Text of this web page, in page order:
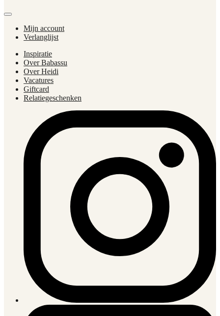
Mijn account
Verlanglijst
Inspiratie
Over Babassu
Over Heidi
Vacatures
Giftcard
Relatiegeschenken